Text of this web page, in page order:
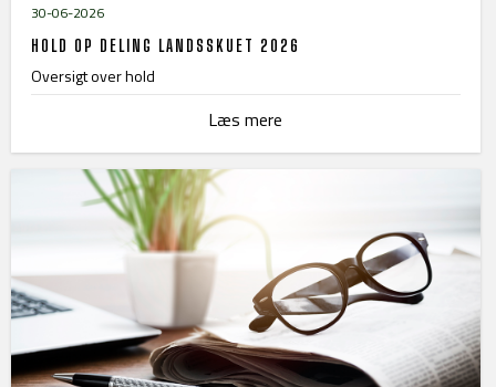
30-06-2026
HOLD OP DELING LANDSSKUET 2026
Oversigt over hold
Læs mere